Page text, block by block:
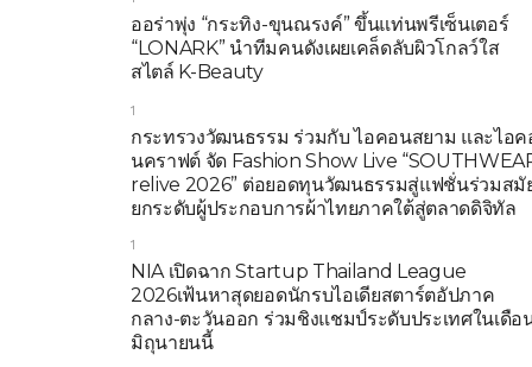
ออร่าพุ่ง “กระทิง-ขุนณรงค์” ขึ้นแท่นพรีเซ็นเตอร์
“LONARK” นำทีมคนดังเผยเคล็ดลับผิวโกลว์ใส
สไตล์ K-Beauty
1
กระทรวงวัฒนธรรม ร่วมกับ ไอคอนสยาม และไอค
นคราฟต์ จัด Fashion Show Live
relive 2026” ต่อยอดทุนวัฒนธรรมสู่แฟชั่นร่วมสมั
ยกระดับผู้ประกอบการผ้าไทยภาคใต้สู่ตลาดดิจิทัล
1
NIA เปิดฉาก Startup Thailand League
2026เฟ้นหาสุดยอดนักรบไอเดียสตาร์ตอัปภาค
กลาง-ตะวันออก ร่วมชิงแชมป์ระดับประเทศในเดือ
มิถุนายนนี้